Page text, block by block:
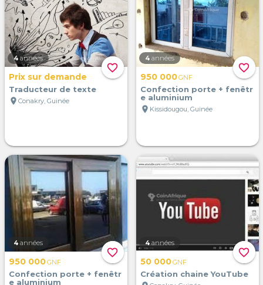
favorite_border
4 années
Prix sur demande
Traducteur de texte
location_on Conakry, Guinée
favorite_border
4 années
950 000GNF
Confection porte + fenêtr
e aluminium
location_on Kissidougou, Guinée
favorite_border
4 années
950 000GNF
Confection porte + fenêtr
e aluminium
favorite_border
4 années
50 000GNF
Création chaine YouTube